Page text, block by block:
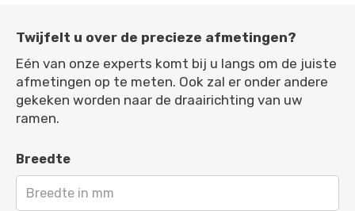
Twijfelt u over de precieze afmetingen?
Eén van onze experts komt bij u langs om de juiste
afmetingen op te meten. Ook zal er onder andere
gekeken worden naar de draairichting van uw
ramen.
Breedte